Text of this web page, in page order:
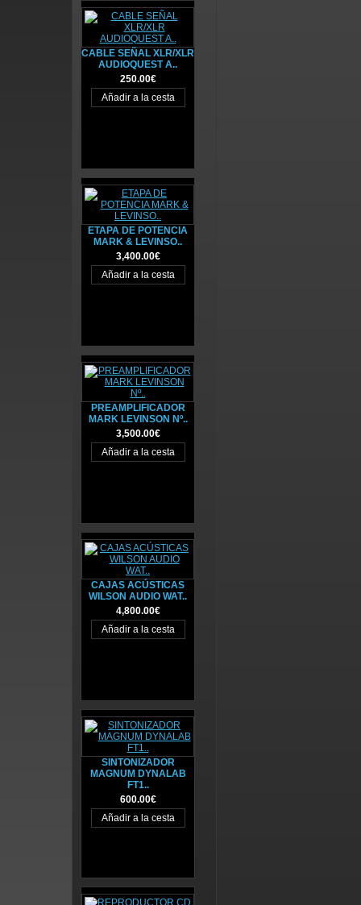
CABLE SEÑAL XLR/XLR
AUDIOQUEST A..
250.00€
ETAPA DE POTENCIA
MARK & LEVINSO..
3,400.00€
PREAMPLIFICADOR
MARK LEVINSON Nº..
3,500.00€
CAJAS ACÚSTICAS
WILSON AUDIO WAT..
4,800.00€
SINTONIZADOR
MAGNUM DYNALAB
FT1..
600.00€